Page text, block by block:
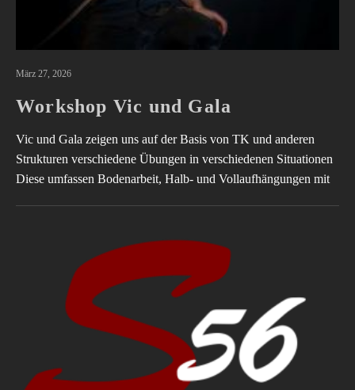
März 27, 2026
Workshop Vic und Gala
Vic und Gala zeigen uns auf der Basis von TK und anderen
Strukturen verschiedene Übungen in verschiedenen Situationen
Diese umfassen Bodenarbeit, Halb- und Vollaufhängungen mit